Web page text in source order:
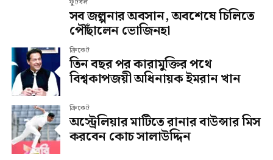
ফুটবল
সব জল্পনার অবসান, অবশেষে চিলিতে
পৌঁছালেন ভোজিনহা
ক্রিকেট
তিন বছর পর কারামুক্তির পথে
বিশ্বকাপজয়ী অধিনায়ক ইমরান খান
ক্রিকেট
অস্ট্রেলিয়ার মাটিতে রানার বাউন্সার মিস
করবেন কোচ সালাউদ্দিন